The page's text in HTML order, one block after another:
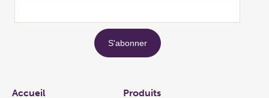
Links
Accueil Produits